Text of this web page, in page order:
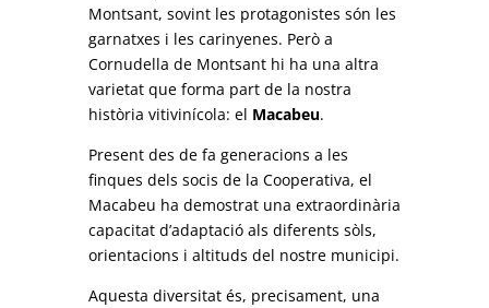
Montsant, sovint les protagonistes són les
garnatxes i les carinyenes. Però a
Cornudella de Montsant hi ha una altra
varietat que forma part de la nostra
història vitivinícola: el Macabeu.
Present des de fa generacions a les
finques dels socis de la Cooperativa, el
Macabeu ha demostrat una extraordinària
capacitat d’adaptació als diferents sòls,
orientacions i altituds del nostre municipi.
Aquesta diversitat és, precisament, una